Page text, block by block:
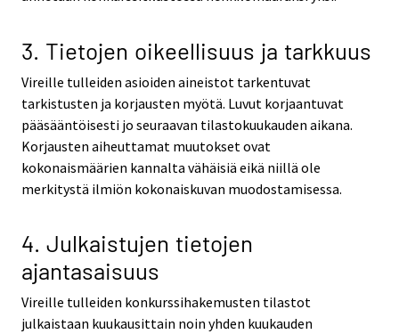
3. Tietojen oikeellisuus ja tarkkuus
Vireille tulleiden asioiden aineistot tarkentuvat
tarkistusten ja korjausten myötä. Luvut korjaantuvat
pääsääntöisesti jo seuraavan tilastokuukauden aikana.
Korjausten aiheuttamat muutokset ovat
kokonaismäärien kannalta vähäisiä eikä niillä ole
merkitystä ilmiön kokonaiskuvan muodostamisessa.
4. Julkaistujen tietojen
ajantasaisuus
Vireille tulleiden konkurssihakemusten tilastot
julkaistaan kuukausittain noin yhden kuukauden